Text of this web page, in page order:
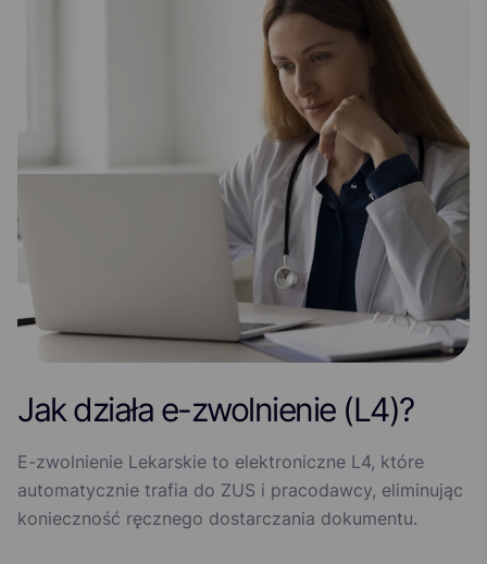
Jak działa e-zwolnienie (L4)?
E-zwolnienie Lekarskie to elektroniczne L4, które
automatycznie trafia do ZUS i pracodawcy, eliminując
konieczność ręcznego dostarczania dokumentu.